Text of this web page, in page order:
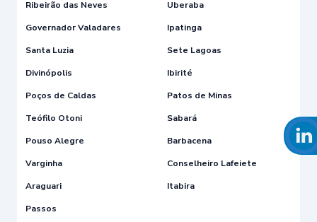
Ribeirão das Neves
Uberaba
Governador Valadares
Ipatinga
Santa Luzia
Sete Lagoas
Divinópolis
Ibirité
Poços de Caldas
Patos de Minas
Teófilo Otoni
Sabará
Pouso Alegre
Barbacena
Varginha
Conselheiro Lafeiete
Araguari
Itabira
Passos